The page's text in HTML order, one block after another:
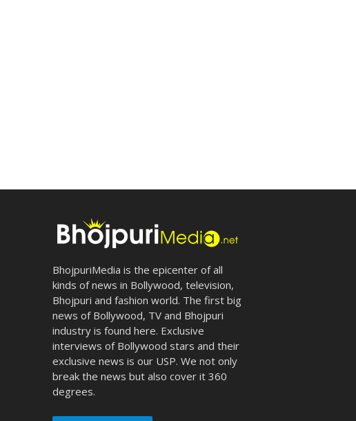
BhojpuriMedia is the epicenter of all
kinds of news in Bollywood, television,
Bhojpuri and fashion world. The first big
news of Bollywood, TV and Bhojpuri
industry is found here. Exclusive
interviews of Bollywood stars and their
exclusive news is our USP. We not only
break the news but also cover it 360
degrees.